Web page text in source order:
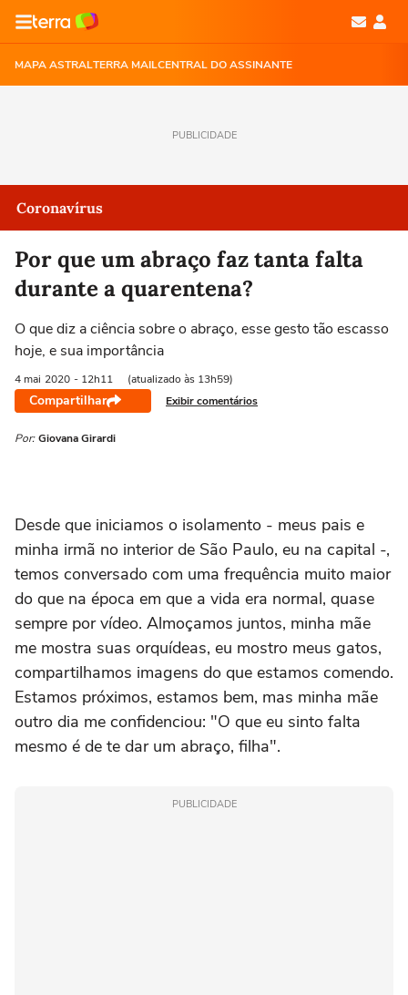
MAPA ASTRALTERRA MAILCENTRAL DO ASSINANTE
PUBLICIDADE
Coronavírus
Por que um abraço faz tanta falta
durante a quarentena?
O que diz a ciência sobre o abraço, esse gesto tão escasso
hoje, e sua importância
4 mai 2020 - 12h11 (atualizado às 13h59)
Compartilhar Exibir comentários
Por: Giovana Girardi
Desde que iniciamos o isolamento - meus pais e
minha irmã no interior de São Paulo, eu na capital -,
temos conversado com uma frequência muito maior
do que na época em que a vida era normal, quase
sempre por vídeo. Almoçamos juntos, minha mãe
me mostra suas orquídeas, eu mostro meus gatos,
compartilhamos imagens do que estamos comendo.
Estamos próximos, estamos bem, mas minha mãe
outro dia me confidenciou: "O que eu sinto falta
mesmo é de te dar um abraço, filha".
PUBLICIDADE